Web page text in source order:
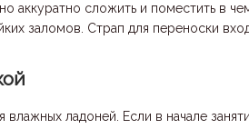
аккуратно сложить и поместить в
заломов. Страп для переноски
ладоней. Если в начале